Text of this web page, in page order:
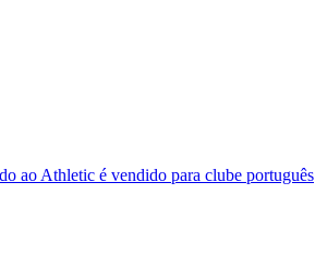
ao Athletic é vendido para clube português